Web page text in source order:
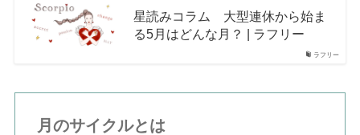
ラフリー
星読みコラム 大型連休から始ま
る5月はどんな月？ | ラフリー
月のサイクルとは